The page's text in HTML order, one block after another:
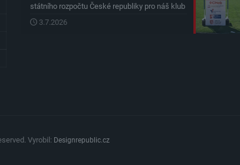
státního rozpočtu České republiky pro náš klub
3.7.2026
Vyrobil: Designrepublic.cz